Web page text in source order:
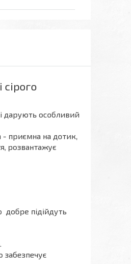
дарують особливий
- приємна на дотик,
розвантажує
добре підійдуть